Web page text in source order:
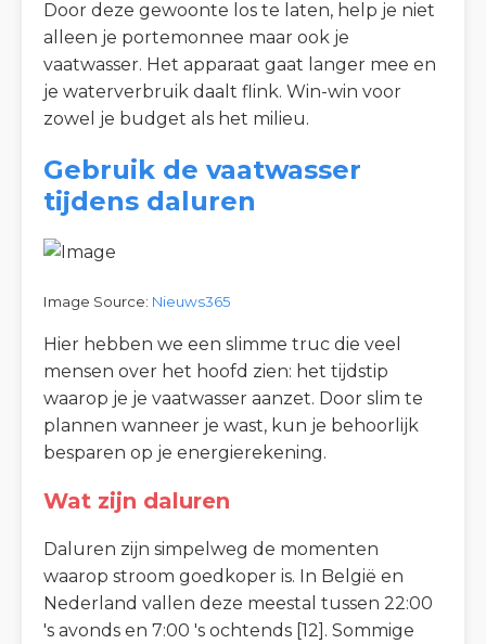
Door deze gewoonte los te laten, help je niet
alleen je portemonnee maar ook je
vaatwasser. Het apparaat gaat langer mee en
je waterverbruik daalt flink. Win-win voor
zowel je budget als het milieu.
Gebruik de vaatwasser
tijdens daluren
Image Source: Nieuws365
Hier hebben we een slimme truc die veel
mensen over het hoofd zien: het tijdstip
waarop je je vaatwasser aanzet. Door slim te
plannen wanneer je wast, kun je behoorlijk
besparen op je energierekening.
Wat zijn daluren
Daluren zijn simpelweg de momenten
waarop stroom goedkoper is. In België en
Nederland vallen deze meestal tussen 22:00
's avonds en 7:00 's ochtends [12]. Sommige